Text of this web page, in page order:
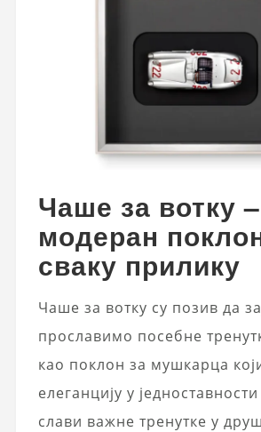
Чаше за вотку –
модеран
сваку прилику
Чаше за вотку су позив да
прославимо посебне
као поклон за мушкарца
елеганцију у
слави важне тренутке у